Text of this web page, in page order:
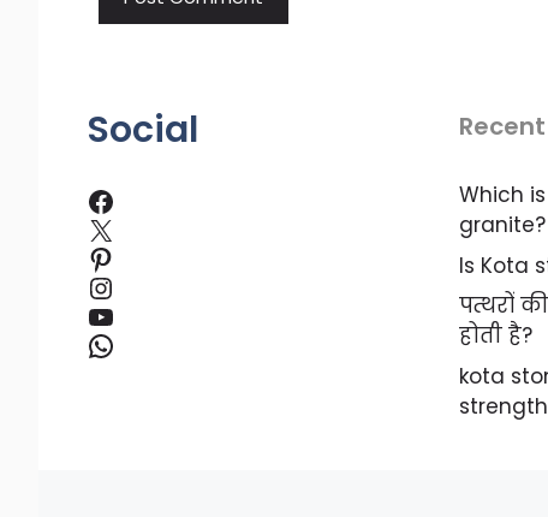
Social
Which
granite?
Is Kota
पत्थरों
होती है?
kota
strength